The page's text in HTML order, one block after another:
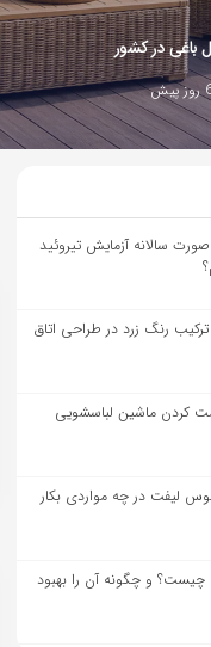
باغی در کشور
پیش
صورت سالانه آزمایش تیروئید
ترکیب رنگ زرد در طراحی اتاق
کردن ماشین لباسشویی
لیفت در چه مواردی بکار
چیست؟ و چگونه آن را بهبود